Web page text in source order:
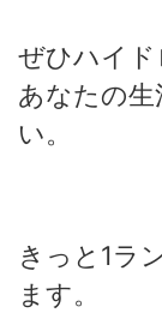
ぜひハイ
あなたの
い。
きっと1ラ
ます。